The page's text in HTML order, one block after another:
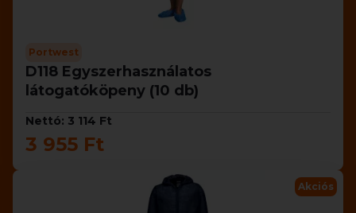
Portwest
D118 Egyszerhasználatos
látogatóköpeny (10 db)
Nettó: 3 114 Ft
3 955 Ft
Akciós